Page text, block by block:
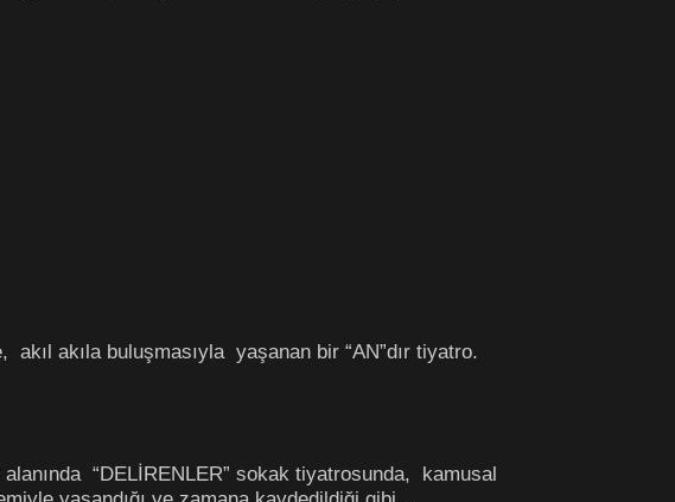
akıla buluşmasıyla yaşanan bir “AN”dır tiyatro.
alanında “DELİRENLER” sokak tiyatrosunda, kamusal